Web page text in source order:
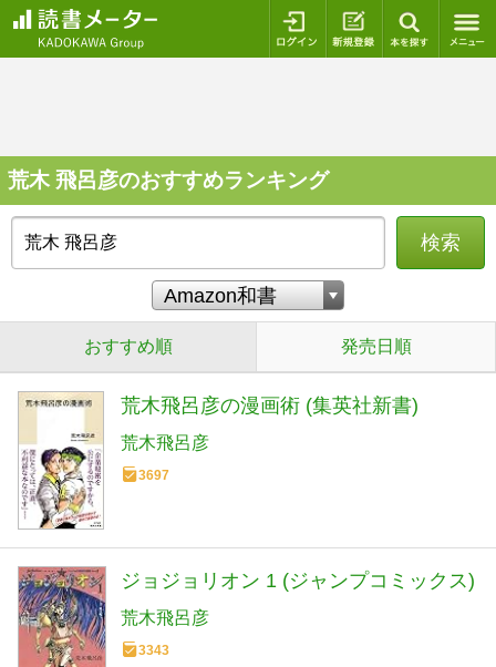
ログイン 新規登録
荒木 飛呂彦のおすすめランキング
検索
おすすめ順 発売日順
荒木飛呂彦の漫画術 (集英社新書)
荒木飛呂彦
3697
ジョジョリオン 1 (ジャンプコミックス)
荒木飛呂彦
3343